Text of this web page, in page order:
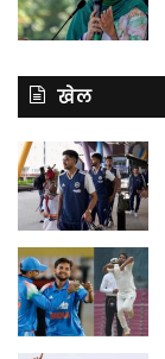
खेल